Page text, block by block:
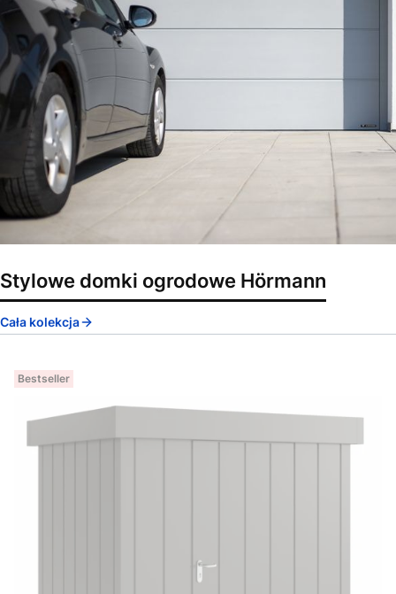
Stylowe domki ogrodowe Hörmann
Cała kolekcja
Bestseller